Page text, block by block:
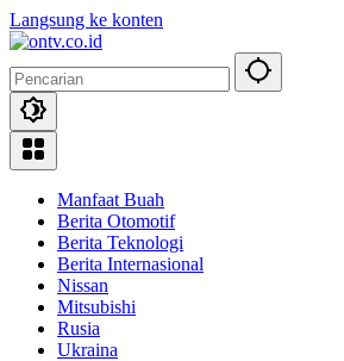
Langsung ke konten
Manfaat Buah
Berita Otomotif
Berita Teknologi
Berita Internasional
Nissan
Mitsubishi
Rusia
Ukraina